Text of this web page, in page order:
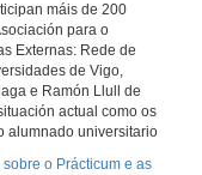
máis de 200
para o
Externas: Rede de
de Vigo,
e Ramón Llull de
actual como os
alumnado universitario
o Prácticum e as